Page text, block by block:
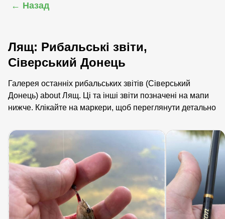
← Назад
Лящ: Рибальські звіти,
Сіверський Донець
Галерея останніх рибальських звітів (Сіверський
Донець) about Лящ. Ці та інші звіти позначені на мапи
нижче. Клікайте на маркери, щоб переглянути детально